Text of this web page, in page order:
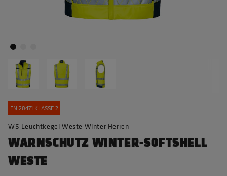
EN 20471 KLASSE 2
WS Leuchtkegel Weste Winter Herren
WARNSCHUTZ WINTER-SOFTSHELL
WESTE